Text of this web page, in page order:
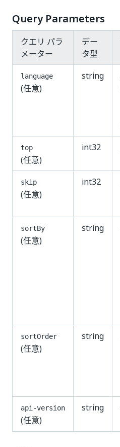
Query Parameters
クエリ パラ
メーター
デー
タ型
language
(任意)
string
top
(任意)
int32
skip
(任意)
int32
sortBy
(任意)
string
sortOrder
(任意)
string
api-version
(任意)
string